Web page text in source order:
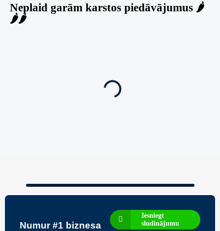
Neplaid garām karstos piedāvājumus 🌶️
🌶️🌶️
80 Ha Daudzfunkcionāls Investīciju Īpašums-
Zivju Audzētava, Brīvdienu Mājas, Briežu Dārzs
Numur #1 biznesa
Iesniegt
sludinājumu